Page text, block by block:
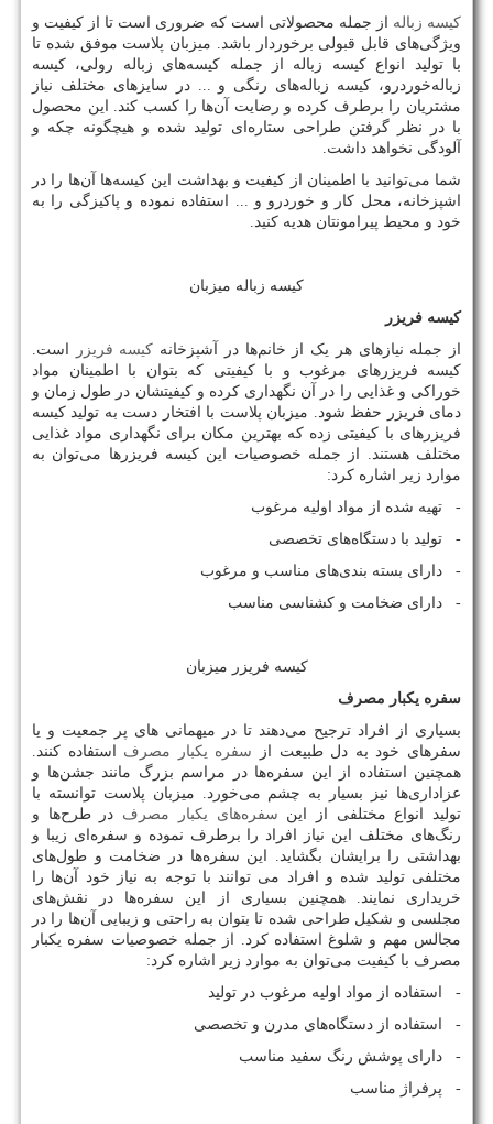
کیسه زباله از جمله محصولاتی است که ضروری است تا از کیفیت و
ویژگی‌های قابل قبولی برخوردار باشد. میزبان پلاست موفق شده تا
با تولید انواع کیسه زباله از جمله کیسه‌های زباله رولی، کیسه
زباله‌خوردرو، کیسه زباله‌های رنگی و ... در سایزهای مختلف نیاز
مشتریان را برطرف کرده و رضایت آن‌ها را کسب کند. این محصول
با در نظر گرفتن طراحی ستاره‌ای تولید شده و هیچگونه چکه و
آلودگی نخواهد داشت.
شما می‌توانید با اطمینان از کیفیت و بهداشت این کیسه‌ها آن‌ها را در
اشپزخانه، محل کار و خوردرو و ... استفاده نموده و پاکیزگی را به
خود و محیط پیرامونتان هدیه کنید.
کیسه زباله میزبان
کیسه فریزر
از جمله نیازهای هر یک از خانم‌ها در آشپزخانه کیسه فریزر
است.
کیسه فریزرهای مرغوب و با کیفیتی که بتوان با اطمینان مواد
خوراکی و غذایی را در آن‌ نگهداری کرده و کیفیتشان در طول زمان و
دمای فریزر حفظ شود. میزبان پلاست با افتخار دست به تولید کیسه
فریزرهای با کیفیتی زده که بهترین مکان برای نگهداری مواد غذایی
مختلف هستند. از جمله خصوصیات این کیسه فریزرها می‌توان به
موارد زیر اشاره کرد:
- تهیه شده از مواد اولیه مرغوب
- تولید با دستگاه‌های تخصصی
- دارای بسته بندی‌های مناسب و مرغوب
- دارای ضخامت و کشناسی مناسب
کیسه فریزر میزبان
سفره یکبار مصرف
بسیاری از افراد ترجیح می‌دهند تا در میهمانی های پر جمعیت و یا
سفرهای خود به دل طبیعت از سفره یکبار مصرف استفاده کنند.
همچنین استفاده از این سفره‌ها در مراسم بزرگ مانند جشن‌ها و
عزاداری‌ها نیز بسیار به چشم می‌خورد. میزبان پلاست توانسته با
تولید انواع مختلفی از این سفره‌های یکبار مصرف در طرح‌ها و
رنگ‌های مختلف این نیاز افراد را برطرف نموده و سفره‌ای زیبا و
بهداشتی را برایشان بگشاید. این سفره‌ها در ضخامت و طول‌های
مختلفی تولید شده و افراد می توانند با توجه به نیاز خود آن‌ها را
خریداری نمایند. همچنین بسیاری از این سفره‌ها در نقش‌های
مجلسی و شکیل طراحی شده تا بتوان به راحتی و زیبایی آن‌ها را در
مجالس مهم و شلوغ استفاده کرد. از جمله خصوصیات سفره یکبار
مصرف با کیفیت می‌توان به موارد زیر اشاره کرد:
- استفاده از مواد اولیه مرغوب در تولید
- استفاده از دستگاه‌های مدرن و تخصصی
- دارای پوشش رنگ سفید مناسب
- پرفراژ مناسب